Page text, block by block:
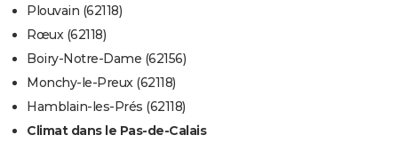
Plouvain (62118)
Rœux (62118)
Boiry-Notre-Dame (62156)
Monchy-le-Preux (62118)
Hamblain-les-Prés (62118)
Climat dans le Pas-de-Calais